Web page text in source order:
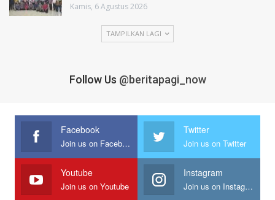
Kamis, 6 Agustus 2026
TAMPILKAN LAGI
Follow Us @beritapagi_now
Facebook
Join us on Facebook
Twitter
Join us on Twitter
Youtube
Join us on Youtube
Instagram
Join us on Instagram